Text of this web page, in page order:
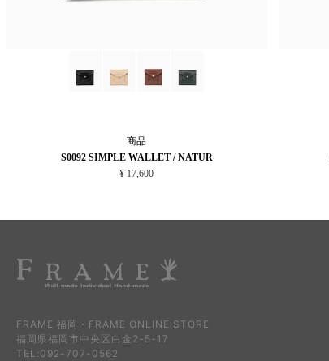
商品
S0092 SIMPLE WALLET / NATUR
¥ 17,600
FRAME 福岡・FRAME ONLINE STORE
福岡県福岡市中央区白金2-5-17
TEL:092-707-0562